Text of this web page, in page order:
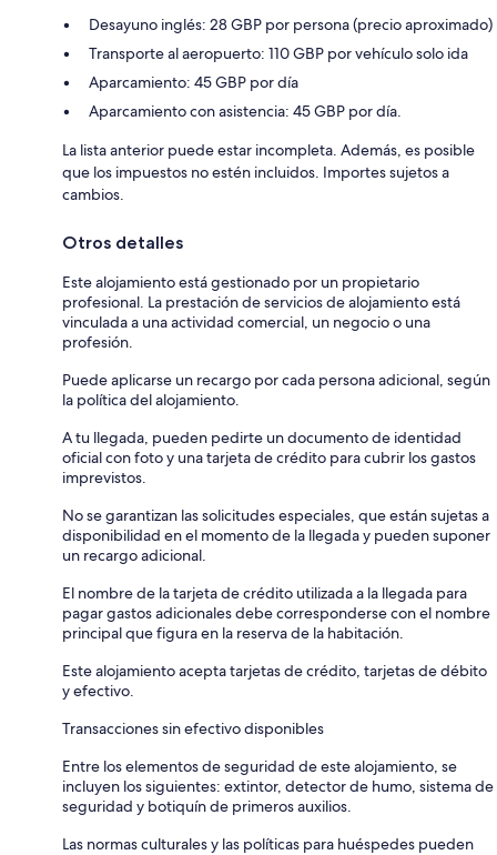
Desayuno inglés: 28 GBP por persona (precio aproximado)
Transporte al aeropuerto: 110 GBP por vehículo solo ida
Aparcamiento: 45 GBP por día
Aparcamiento con asistencia: 45 GBP por día.
La lista anterior puede estar incompleta. Además, es posible
que los impuestos no estén incluidos. Importes sujetos a
cambios.
Otros detalles
Este alojamiento está gestionado por un propietario
profesional. La prestación de servicios de alojamiento está
vinculada a una actividad comercial, un negocio o una
profesión.
Puede aplicarse un recargo por cada persona adicional, según
la política del alojamiento.
A tu llegada, pueden pedirte un documento de identidad
oficial con foto y una tarjeta de crédito para cubrir los gastos
imprevistos.
No se garantizan las solicitudes especiales, que están sujetas a
disponibilidad en el momento de la llegada y pueden suponer
un recargo adicional.
El nombre de la tarjeta de crédito utilizada a la llegada para
pagar gastos adicionales debe corresponderse con el nombre
principal que figura en la reserva de la habitación.
Este alojamiento acepta tarjetas de crédito, tarjetas de débito
y efectivo.
Transacciones sin efectivo disponibles
Entre los elementos de seguridad de este alojamiento, se
incluyen los siguientes: extintor, detector de humo, sistema de
seguridad y botiquín de primeros auxilios.
Las normas culturales y las políticas para huéspedes pueden